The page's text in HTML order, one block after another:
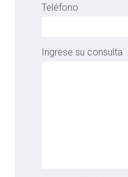
Teléfono
Ingrese su consulta